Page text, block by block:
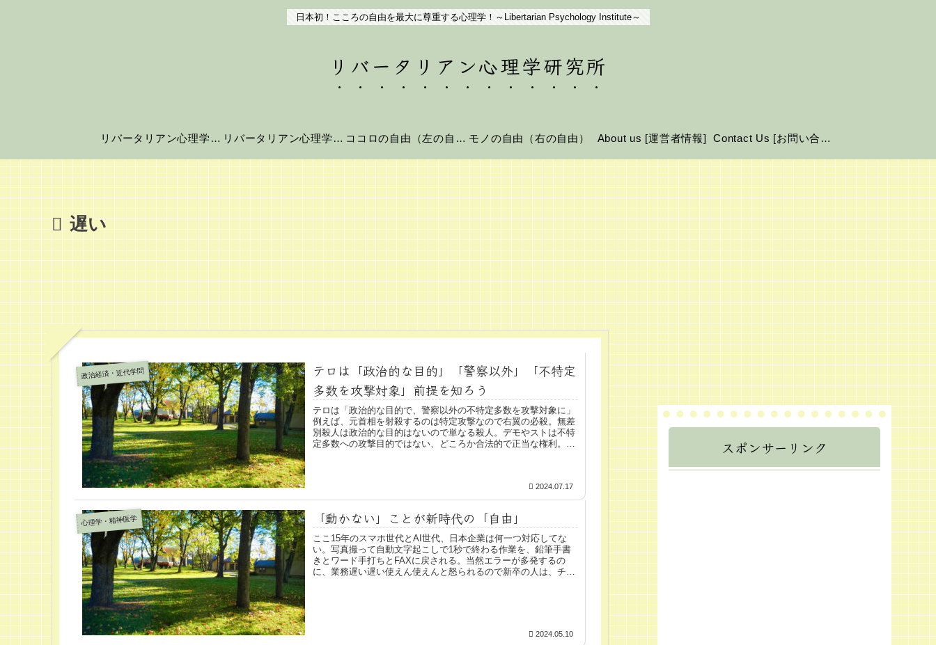
日本初！こころの自由を最大に尊重する心理学！～Libertarian Psychology Institute～
リバータリアン心理学研究所
リバータリアン心理学の世界へようこそ！ リバータリアン心理学とは？ ココロの自由（左の自由） モノの自由（右の自由） About us [運営者情報] Contact Us [お問い合わせ]
遅い
政治経済・近代学問
テロは「政治的な目的」「警察以外」「不特定
多数を攻撃対象」前提を知ろう
テロは「政治的な目的で、警察以外の不特定多数を攻撃対象に」
例えば、元首相を射殺するのは特定攻撃なので右翼の必殺。無差
別殺人は政治的な目的はないので単なる殺人。デモやストは不特
定多数への攻撃目的ではない、どころか合法的で正当な権利。よ
2024.07.17
心理学・精神医学 「動かない」ことが新時代の「自由」
ここ15年のスマホ世代とAI世代、日本企業は何一つ対応してな
い。写真撮って自動文字起こしで1秒で終わる作業を、鉛筆手書
きとワード手打ちとFAXに戻される。当然エラーが多発するの
に、業務遅い遅い使えん使えんと怒られるので新卒の人は、チン
2024.05.10
スポンサーリンク